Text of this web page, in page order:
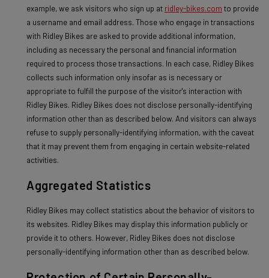
example, we ask visitors who sign up at ridley-bikes.com to provide
a username and email address. Those who engage in transactions
with Ridley Bikes are asked to provide additional information,
including as necessary the personal and financial information
required to process those transactions. In each case, Ridley Bikes
collects such information only insofar as is necessary or
appropriate to fulfill the purpose of the visitor's interaction with
Ridley Bikes. Ridley Bikes does not disclose personally-identifying
information other than as described below. And visitors can always
refuse to supply personally-identifying information, with the caveat
that it may prevent them from engaging in certain website-related
activities.
Aggregated Statistics
Ridley Bikes may collect statistics about the behavior of visitors to
its websites. Ridley Bikes may display this information publicly or
provide it to others. However, Ridley Bikes does not disclose
personally-identifying information other than as described below.